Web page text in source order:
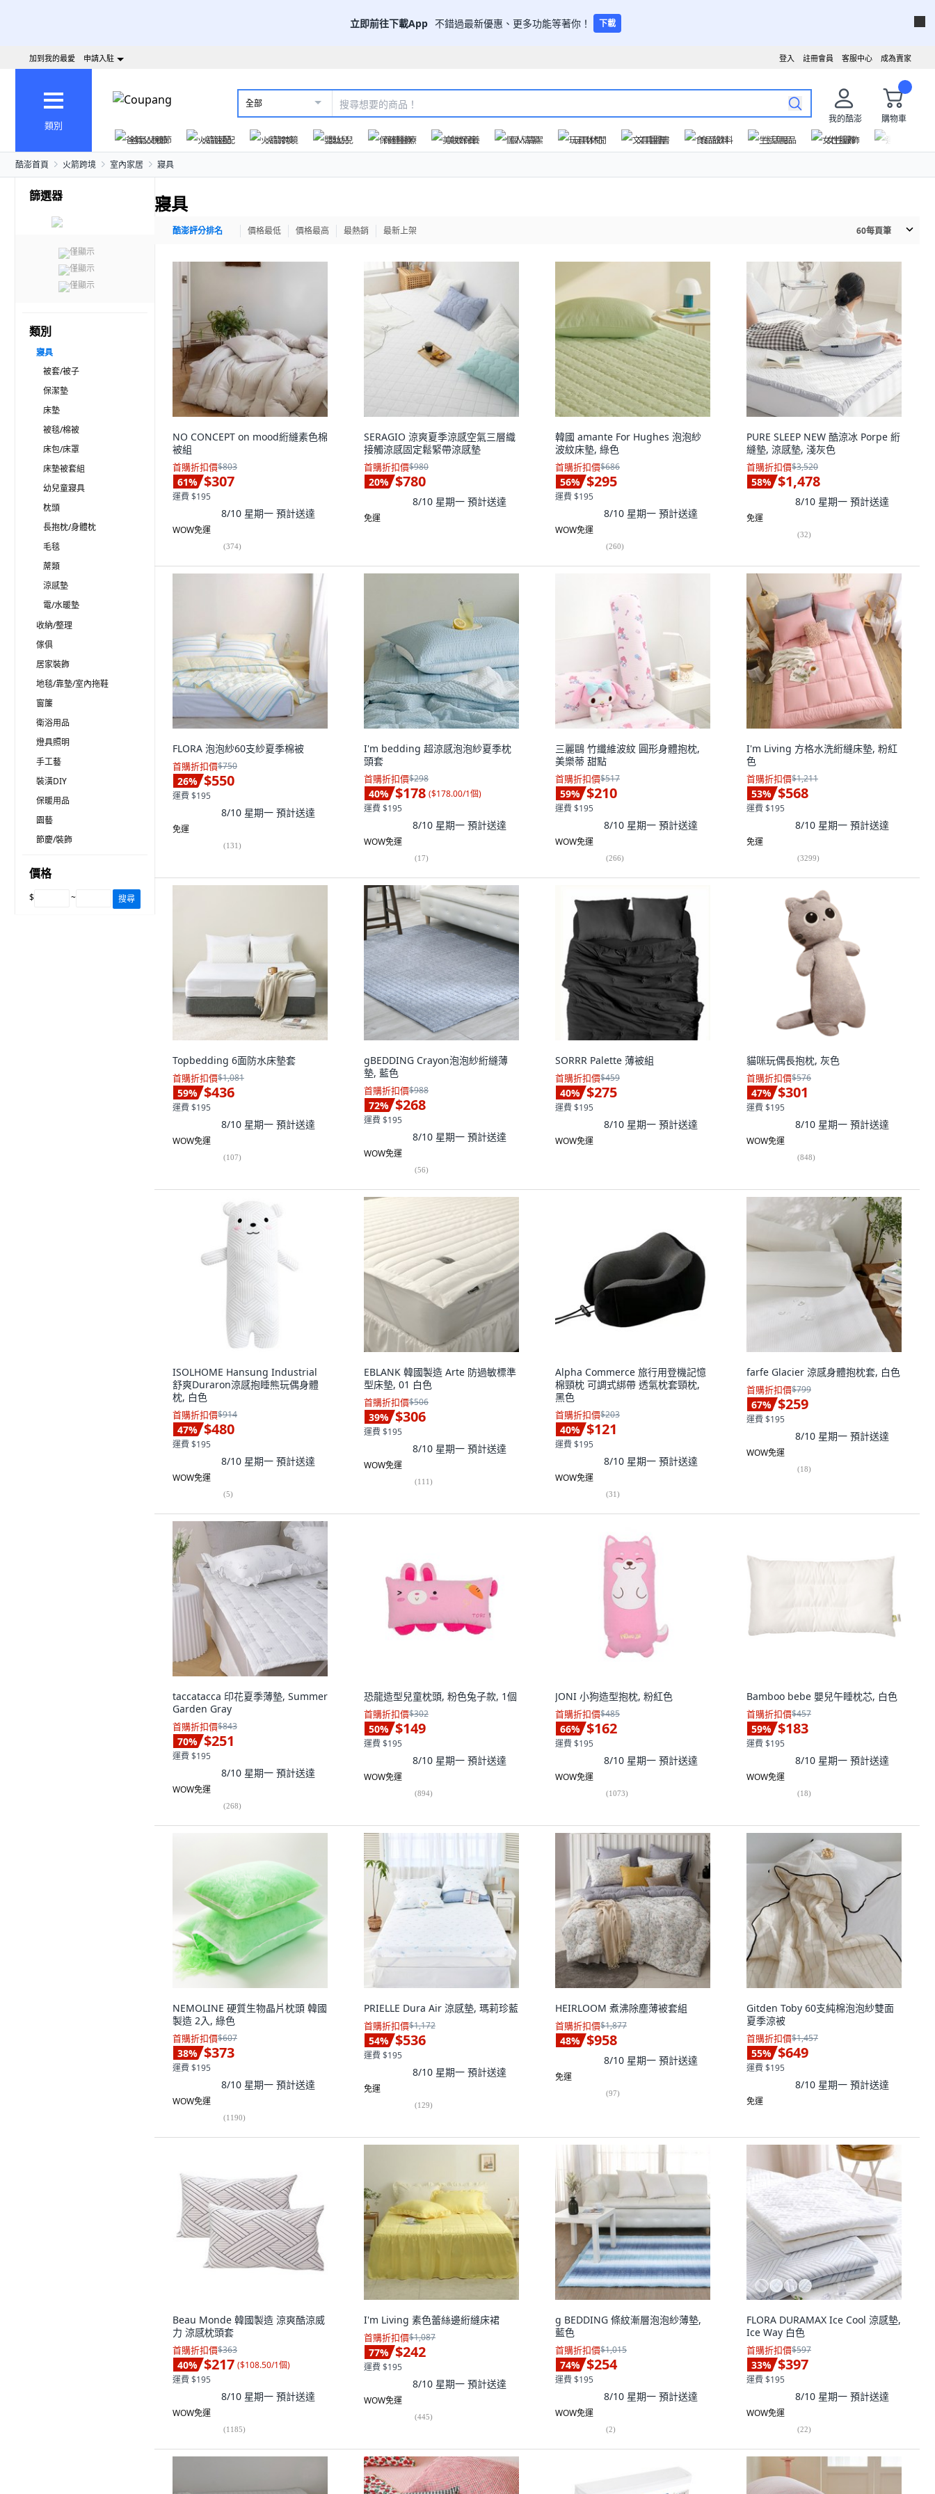
立即前往下載App 不錯過最新優惠、更多功能等著你！ 下載
成為賣家
客服中心
註冊會員
登入
加到我的最愛 申請入駐
類別
全部
我的酷澎
購物車
爸氣父親節
火箭速配 火箭跨境 嬰幼兒 保健醫療 美妝保養 個人清潔 玩具休閒 文具圖書 食品飲料 生活用品 女性服飾
酷澎首頁 火箭跨境 室內家居 寢具
篩選器
僅顯示
僅顯示
僅顯示
類別
寢具
被套/被子
保潔墊
床墊
被毯/棉被
床包/床罩
床墊被套組
幼兒童寢具
枕頭
長抱枕/身體枕
毛毯
蓆類
涼感墊
電/水暖墊
收納/整理
傢俱
居家裝飾
地毯/靠墊/室內拖鞋
窗簾
衛浴用品
燈具照明
手工藝
裝潢DIY
保暖用品
園藝
節慶/裝飾
價格
$ ~ 搜尋
寢具
酷澎評分排名 價格最低 價格最高 最熱銷 最新上架 60每頁筆
NO CONCEPT on mood絎縫素色棉
被組
首購折扣價$803
61% $307
運費 $195
8/10 星期一 預計送達
WOW免運
(374)
SERAGIO 涼爽夏季涼感空氣三層織
接觸涼感固定鬆緊帶涼感墊
首購折扣價$980
20% $780
8/10 星期一 預計送達
免運
韓國 amante For Hughes 泡泡紗
波紋床墊, 綠色
首購折扣價$686
56% $295
運費 $195
8/10 星期一 預計送達
WOW免運
(260)
PURE SLEEP NEW 酷涼冰 Porpe 絎
縫墊, 涼感墊, 淺灰色
首購折扣價$3,520
58% $1,478
8/10 星期一 預計送達
免運
(32)
FLORA 泡泡紗60支紗夏季棉被
首購折扣價$750
26% $550
運費 $195
8/10 星期一 預計送達
免運
(131)
I'm bedding 超涼感泡泡紗夏季枕
頭套
首購折扣價$298
40% $178 ($178.00/1個)
運費 $195
8/10 星期一 預計送達
WOW免運
(17)
三麗鷗 竹纖維波紋 圓形身體抱枕,
美樂蒂 甜點
首購折扣價$517
59% $210
運費 $195
8/10 星期一 預計送達
WOW免運
(266)
I'm Living 方格水洗絎縫床墊, 粉紅
色
首購折扣價$1,211
53% $568
運費 $195
8/10 星期一 預計送達
免運
(3299)
Topbedding 6面防水床墊套
首購折扣價$1,081
59% $436
運費 $195
8/10 星期一 預計送達
WOW免運
(107)
gBEDDING Crayon泡泡紗絎縫薄
墊, 藍色
首購折扣價$988
72% $268
運費 $195
8/10 星期一 預計送達
WOW免運
(56)
SORRR Palette 薄被組
首購折扣價$459
40% $275
運費 $195
8/10 星期一 預計送達
WOW免運
貓咪玩偶長抱枕, 灰色
首購折扣價$576
47% $301
運費 $195
8/10 星期一 預計送達
WOW免運
(848)
ISOLHOME Hansung Industrial
舒爽Duraron涼感抱睡熊玩偶身體
枕, 白色
首購折扣價$914
47% $480
運費 $195
8/10 星期一 預計送達
WOW免運
(5)
EBLANK 韓國製造 Arte 防過敏標準
型床墊, 01 白色
首購折扣價$506
39% $306
運費 $195
8/10 星期一 預計送達
WOW免運
(111)
Alpha Commerce 旅行用登機記憶
棉頸枕 可調式綁帶 透氣枕套頸枕,
黑色
首購折扣價$203
40% $121
運費 $195
8/10 星期一 預計送達
WOW免運
(31)
farfe Glacier 涼感身體抱枕套, 白色
首購折扣價$799
67% $259
運費 $195
8/10 星期一 預計送達
WOW免運
(18)
taccatacca 印花夏季薄墊, Summer
Garden Gray
首購折扣價$843
70% $251
運費 $195
8/10 星期一 預計送達
WOW免運
(268)
恐龍造型兒童枕頭, 粉色兔子款, 1個
首購折扣價$302
50% $149
運費 $195
8/10 星期一 預計送達
WOW免運
(894)
JONI 小狗造型抱枕, 粉紅色
首購折扣價$485
66% $162
運費 $195
8/10 星期一 預計送達
WOW免運
(1073)
Bamboo bebe 嬰兒午睡枕芯, 白色
首購折扣價$457
59% $183
運費 $195
8/10 星期一 預計送達
WOW免運
(18)
NEMOLINE 硬質生物晶片枕頭 韓國
製造 2入, 綠色
首購折扣價$607
38% $373
運費 $195
8/10 星期一 預計送達
WOW免運
(1190)
PRIELLE Dura Air 涼感墊, 瑪莉珍藍
首購折扣價$1,172
54% $536
運費 $195
8/10 星期一 預計送達
免運
(129)
HEIRLOOM 煮沸除塵薄被套組
首購折扣價$1,877
48% $958
8/10 星期一 預計送達
免運
(97)
Gitden Toby 60支純棉泡泡紗雙面
夏季涼被
首購折扣價$1,457
55% $649
運費 $195
8/10 星期一 預計送達
免運
Beau Monde 韓國製造 涼爽酷涼威
力 涼感枕頭套
首購折扣價$363
40% $217 ($108.50/1個)
運費 $195
8/10 星期一 預計送達
WOW免運
(1185)
I'm Living 素色蕾絲邊絎縫床裙
首購折扣價$1,087
77% $242
運費 $195
8/10 星期一 預計送達
WOW免運
(445)
g BEDDING 條紋漸層泡泡紗薄墊,
藍色
首購折扣價$1,015
74% $254
運費 $195
8/10 星期一 預計送達
WOW免運
(2)
FLORA DURAMAX Ice Cool 涼感墊,
Ice Way 白色
首購折扣價$597
33% $397
運費 $195
8/10 星期一 預計送達
WOW免運
(22)